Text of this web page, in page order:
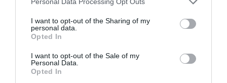
I want to opt-out of the Sharing of my
personal data.
Opted In
I want to opt-out of the Sale of my
Personal Data.
Opted In